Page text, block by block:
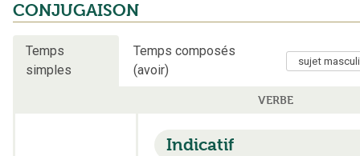
CONJUGAISON
Temps
simples
Temps composés
(avoir)
VERBE
Indicatif